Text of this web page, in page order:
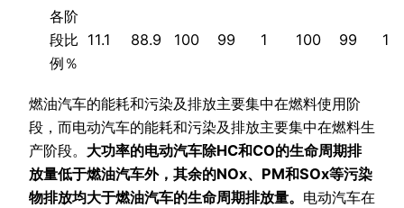
各阶
段比
例％
11.1 88.9 100 99 1 100 99 1
燃油汽车的能耗和污染及排放主要集中在燃料使用阶
段，而电动汽车的能耗和污染及排放主要集中在燃料生
产阶段。 大功率的电动汽车除HC和CO的生命周期排
放量低于燃油汽车外，其余的NOx、PM和SOx等污染
物排放均大于燃油汽车的生命周期排放量。 电动汽车在